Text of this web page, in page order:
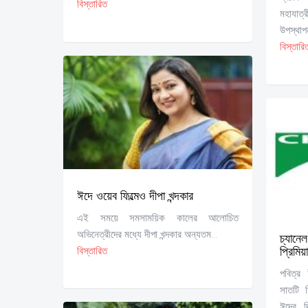
বিস্তারিত
ঈদে ওয়েব ফিল্মেও দীপা খন্দকার
এই সময়ে সমসাময়িক কালের আলোচিত
অভিনেত্রীদের মধ্যে দীপা খন্দকার অন্যতম...
বিস্তারিত
সাতটি